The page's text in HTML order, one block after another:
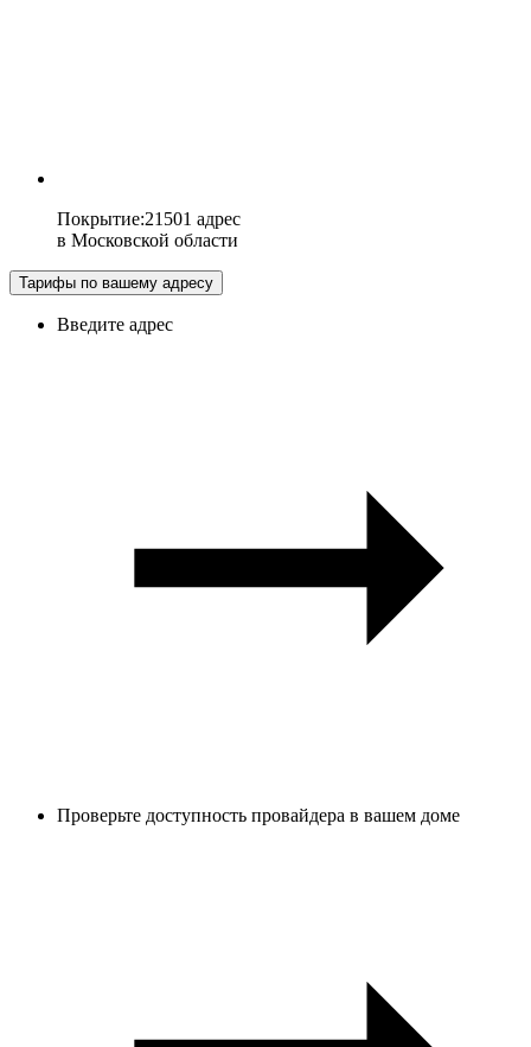
Покрытие:21501 адрес
в Московской области
Тарифы по вашему адресу
Введите адрес
Проверьте доступность провайдера в вашем доме